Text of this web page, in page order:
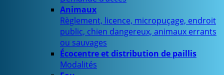
Animaux
Règlement, licence, micropuçage, endroit
public, chien dangereux, animaux errants
ou sauvages
Écocentre et distribution de paillis
Modalités